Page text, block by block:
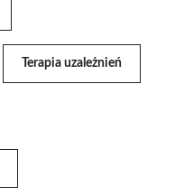
Terapia uzależnień